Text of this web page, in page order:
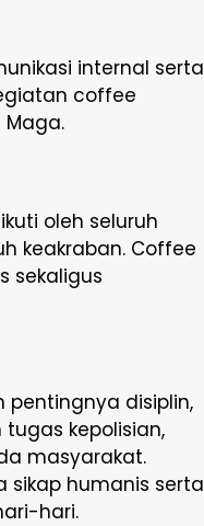
internal serta
coffee
Maga.
oleh seluruh
keakraban. Coffee
sekaligus
pentingnya disiplin,
kepolisian,
masyarakat.
sikap humanis serta
hari.